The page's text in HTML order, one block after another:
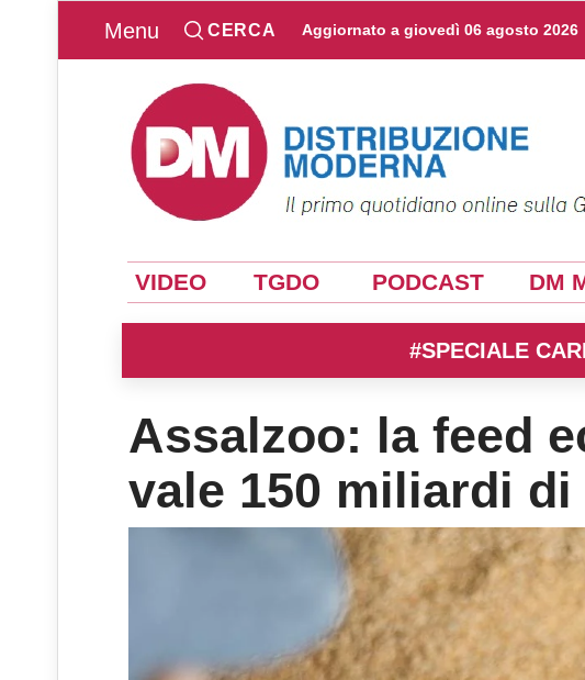
Menu CERCA Aggiornato a giovedì 06 agosto 2026
VIDEO TGDO PODCAST DM
#SPECIALE
Assalzoo: la feed
vale 150 miliardi di